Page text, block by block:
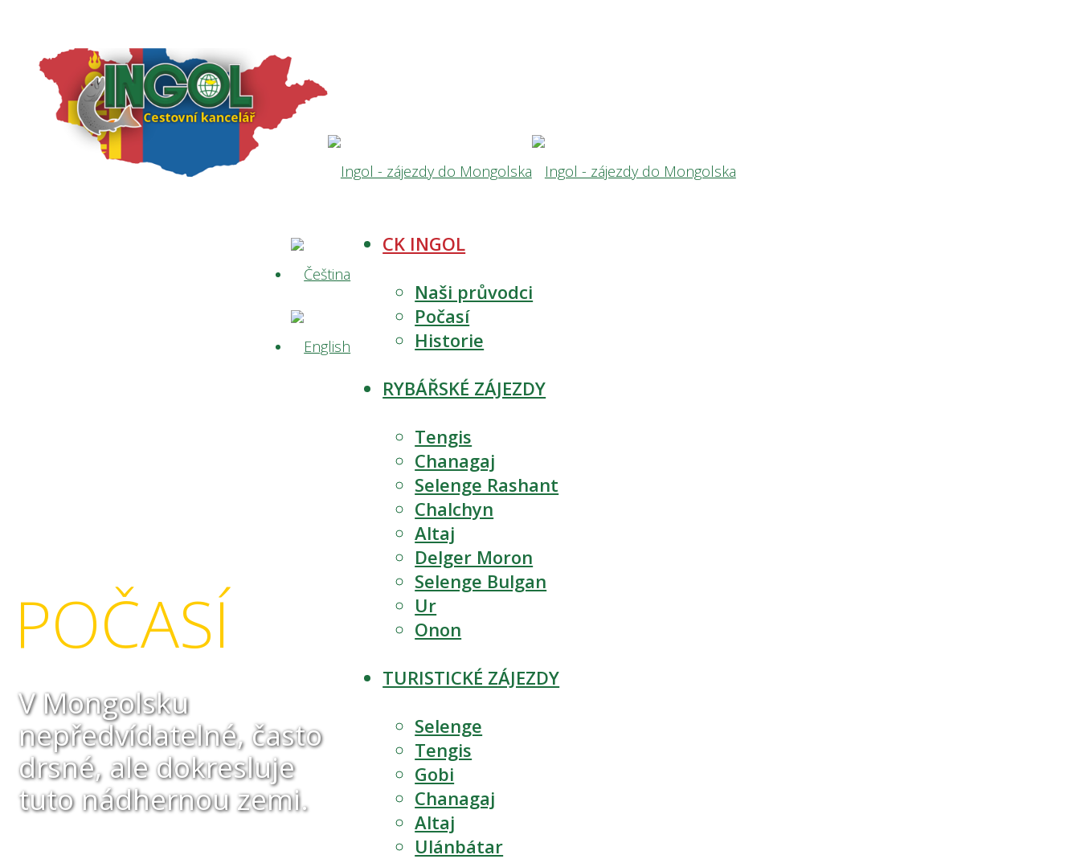
CK INGOL
Naši průvodci
Počasí
Historie
RYBÁŘSKÉ ZÁJEZDY
Tengis
Chanagaj
Selenge Rashant
Chalchyn
Altaj
Delger Moron
Selenge Bulgan
Ur
Onon
TURISTICKÉ ZÁJEZDY
Selenge
Tengis
Gobi
Chanagaj
Altaj
Ulánbátar
POČASÍ
V Mongolsku
nepředvídatelné, často
drsné, ale dokresluje
tuto nádhernou zemi.